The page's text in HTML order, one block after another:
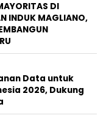
DI
INDUK MAGLIANO,
Data untuk
2026, Dukung